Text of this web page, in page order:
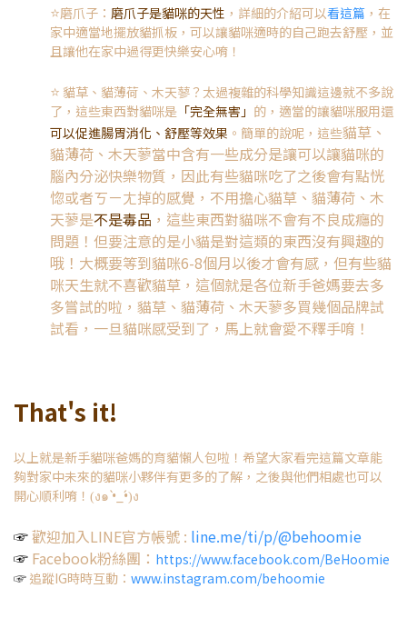
⭐️磨爪子： 磨爪子是貓咪的天性 ，詳細的介紹可以看這篇 ，在
家中適當地擺放貓抓板，可以讓貓咪適時的自己跑去舒壓，並
且讓他在家中過得更快樂安心唷！
⭐️ 貓草、貓薄荷、木天蓼？太過複雜的科學知識這邊就不多說
了，這些東西對貓咪是 「完全無害」 的，適當的讓貓咪服用還
可以促進腸胃消化、舒壓等效果 。簡單的說呢，這些貓草、
貓薄荷、木天蓼當中含有一些成分是讓可以讓貓咪的
腦內分泌快樂物質，因此有些貓咪吃了之後會有點恍
惚或者ㄎㄧㄤ掉的感覺，不用擔心貓草、貓薄荷、木
天蓼是不是毒品 ，這些東西對貓咪不會有不良成癮的
問題！但要注意的是小貓是對這類的東西沒有興趣的
哦！大概要等到貓咪6-8個月以後才會有感，但有些貓
咪天生就不喜歡貓草，這個就是各位新手爸媽要去多
多嘗試的啦，貓草、貓薄荷、木天蓼多買幾個品牌試
試看，一旦貓咪感受到了，馬上就會愛不釋手唷！
That's it!
以上就是新手貓咪爸媽的育貓懶人包啦！希望大家看完這篇文章能
夠對家中未來的貓咪小夥伴有更多的了解，之後與他們相處也可以
開心順利唷！ (ง๑•̀_•́)ง
☞歡迎加入LINE官方帳號 : line.me/ti/p/@behoomie
☞ Facebook粉絲團： https://www.facebook.com/BeHoomie
☞ 追蹤IG時時互動： www.instagram.com/behoomie